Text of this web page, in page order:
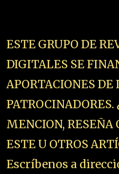
ESTE GRUPO DE
DIGITALES SE
APORTACIONES DE
PATROCINADORES.
MENCION, RESEÑA
ESTE U OTROS
Escríbenos a